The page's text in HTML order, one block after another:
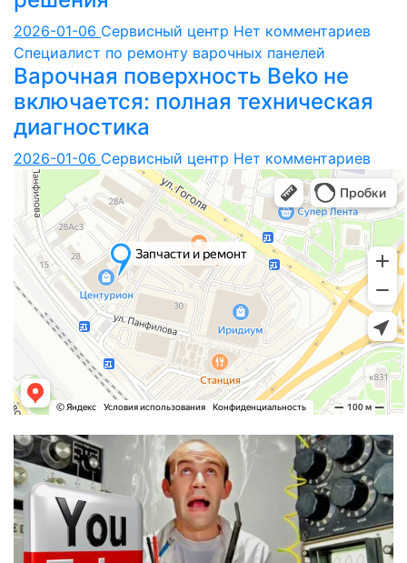
2026-01-06 Сервисный центр Нет комментариев
Специалист по ремонту варочных панелей
Варочная поверхность Beko не
включается: полная техническая
диагностика
2026-01-06 Сервисный центр Нет комментариев